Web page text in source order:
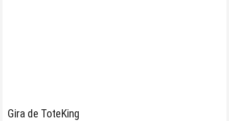
Gira de ToteKing